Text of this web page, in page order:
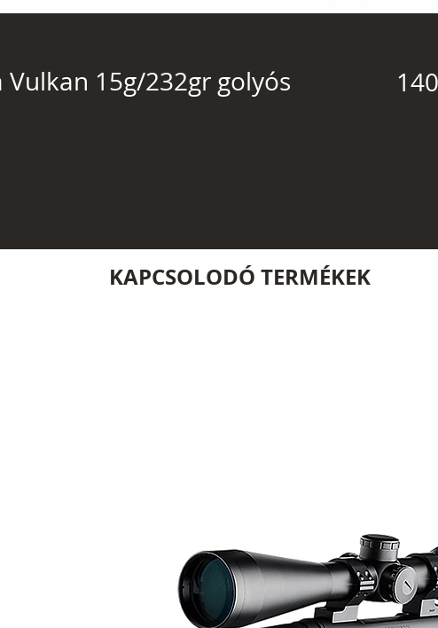
15g/232gr golyós
KAPCSOLODÓ TERMÉKEK